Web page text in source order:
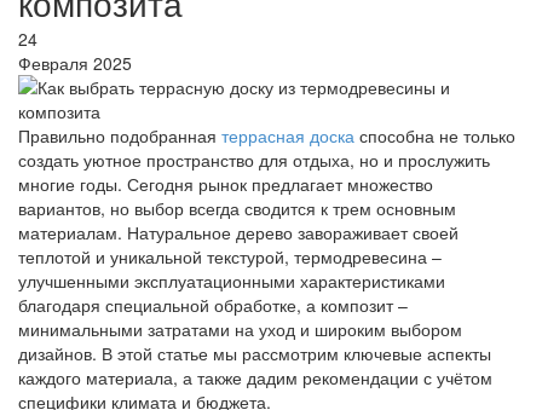
24
Февраля 2025
Правильно подобранная террасная доска способна не только
создать уютное пространство для отдыха, но и прослужить
многие годы. Сегодня рынок предлагает множество
вариантов, но выбор всегда сводится к трем основным
материалам. Натуральное дерево завораживает своей
теплотой и уникальной текстурой, термодревесина –
улучшенными эксплуатационными характеристиками
благодаря специальной обработке, а композит –
минимальными затратами на уход и широким выбором
дизайнов. В этой статье мы рассмотрим ключевые аспекты
каждого материала, а также дадим рекомендации с учётом
специфики климата и бюджета.